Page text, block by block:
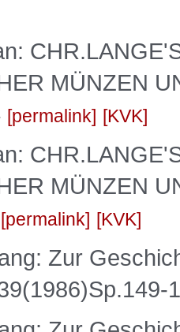
MÜNZEN
permalink KVK
MÜNZEN
permalink KVK
Zur